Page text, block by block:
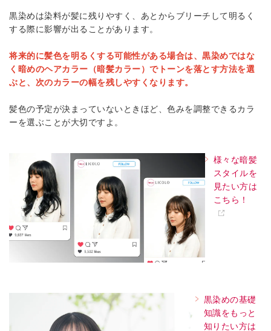
黒染めは染料が髪に残りやすく、あとからブリーチして明るく
する際に影響が出ることがあります。
将来的に髪色を明るくする可能性がある場合は、黒染めではな
く暗めのヘアカラー（暗髪カラー）でトーンを落とす方法を選
ぶと、次のカラーの幅を残しやすくなります。
髪色の予定が決まっていないときほど、色みを調整できるカラ
ーを選ぶことが大切ですよ。
様々な暗髪
スタイルを
見たい方は
こちら！
黒染めの基礎
知識をもっと
知りたい方は